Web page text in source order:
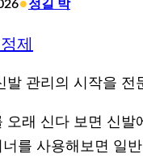
•정길 박
제
발 관리의 시작을 전
오래 신다 보면 신발
너를 사용해보면 일